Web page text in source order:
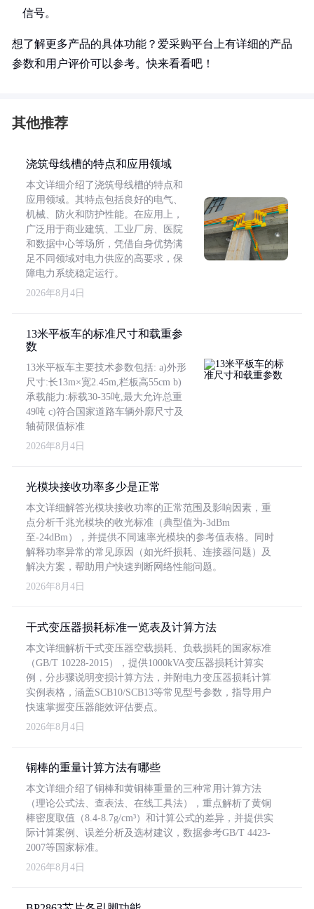
信号。
想了解更多产品的具体功能？爱采购平台上有详细的产品
参数和用户评价可以参考。快来看看吧！
其他推荐
浇筑母线槽的特点和应用领域
本文详细介绍了浇筑母线槽的特点和
应用领域。其特点包括良好的电气、
机械、防火和防护性能。在应用上，
广泛用于商业建筑、工业厂房、医院
和数据中心等场所，凭借自身优势满
足不同领域对电力供应的高要求，保
障电力系统稳定运行。
2026年8月4日
13米平板车的标准尺寸和载重参
数
13米平板车主要技术参数包括: a)外形
尺寸:长13m×宽2.45m,栏板高55cm b)
承载能力:标载30-35吨,最大允许总重
49吨 c)符合国家道路车辆外廓尺寸及
轴荷限值标准
2026年8月4日
光模块接收功率多少是正常
本文详细解答光模块接收功率的正常范围及影响因素，重
点分析千兆光模块的收光标准（典型值为-3dBm
至-24dBm），并提供不同速率光模块的参考值表格。同时
解释功率异常的常见原因（如光纤损耗、连接器问题）及
解决方案，帮助用户快速判断网络性能问题。
2026年8月4日
干式变压器损耗标准一览表及计算方法
本文详细解析干式变压器空载损耗、负载损耗的国家标准
（GB/T 10228-2015），提供1000kVA变压器损耗计算实
例，分步骤说明变损计算方法，并附电力变压器损耗计算
实例表格，涵盖SCB10/SCB13等常见型号参数，指导用户
快速掌握变压器能效评估要点。
2026年8月4日
铜棒的重量计算方法有哪些
本文详细介绍了铜棒和黄铜棒重量的三种常用计算方法
（理论公式法、查表法、在线工具法），重点解析了黄铜
棒密度取值（8.4-8.7g/cm³）和计算公式的差异，并提供实
际计算案例、误差分析及选材建议，数据参考GB/T 4423-
2007等国家标准。
2026年8月4日